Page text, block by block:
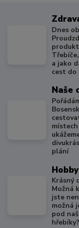
Dnes
a jako
cest do
Naše
plání
Krásný
Možná
jste
možná
pod